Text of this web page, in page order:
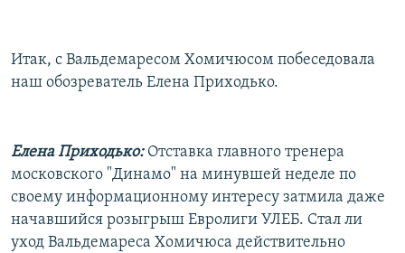
Итак, с Вальдемаресом Хомичюсом побеседовала
наш обозреватель Елена Приходько.
Елена Приходько:Отставка главного тренера
московского "Динамо" на минувшей неделе по
своему информационному интересу затмила даже
начавшийся розыгрыш Евролиги УЛЕБ. Стал ли
уход Вальдемареса Хомичюса действительно